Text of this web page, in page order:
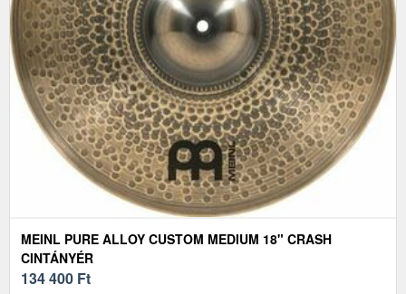
MEINL PURE ALLOY CUSTOM MEDIUM 18" CRASH
CINTÁNYÉR
134 400 Ft